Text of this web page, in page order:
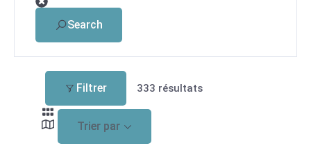
Search
Filtrer 333 résultats
Trier par